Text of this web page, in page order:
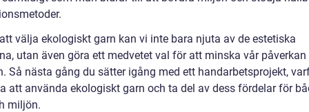
välja ekologiskt garn kan vi inte bara njuta av de estetiska
utan även göra ett medvetet val för att minska vår påverkan
Så nästa gång du sätter igång med ett handarbetsprojekt,
att använda ekologiskt garn och ta del av dess fördelar för
miljön.